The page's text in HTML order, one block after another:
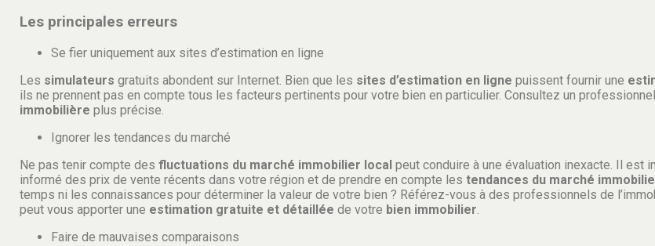
Les principales erreurs
Se fier uniquement aux sites d’estimation en ligne
Les simulateurs gratuits abondent sur Internet. Bien que les sites d’estimation en ligne puissent fournir une
ils ne prennent pas en compte tous les facteurs pertinents pour votre bien en particulier. Consultez un
immobilière plus précise.
Ignorer les tendances du marché
Ne pas tenir compte des fluctuations du marché immobilier local peut conduire à une évaluation inexacte. Il est
informé des prix de vente récents dans votre région et de prendre en compte les tendances du marché
temps ni les connaissances pour déterminer la valeur de votre bien ? Référez-vous à des professionnels de
peut vous apporter une estimation gratuite et détaillée de votre bien immobilier
Faire de mauvaises comparaisons